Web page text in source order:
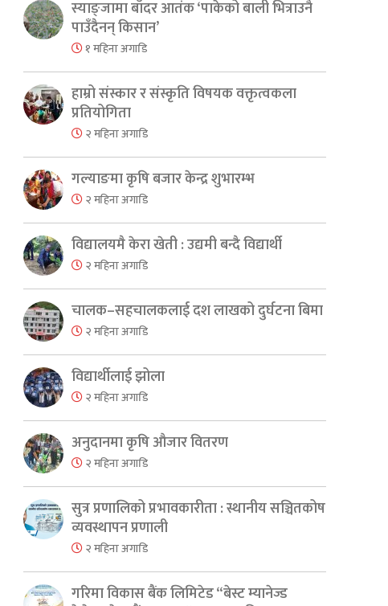
स्याङ्जामा बाँदर आतंक ‘पाकेको बाली भित्राउनै
पाउँदैनन् किसान’
१ महिना अगाडि
हाम्रो संस्कार र संस्कृति विषयक वक्तृत्वकला
प्रतियोगिता
२ महिना अगाडि
गल्याङमा कृषि बजार केन्द्र शुभारम्भ
२ महिना अगाडि
विद्यालयमै केरा खेती : उद्यमी बन्दै विद्यार्थी
२ महिना अगाडि
चालक–सहचालकलाई दश लाखको दुर्घटना बिमा
२ महिना अगाडि
विद्यार्थीलाई झोला
२ महिना अगाडि
अनुदानमा कृषि औजार वितरण
२ महिना अगाडि
सुत्र प्रणालिको प्रभावकारीता : स्थानीय सञ्चितकोष
व्यवस्थापन प्रणाली
२ महिना अगाडि
गरिमा विकास बैंक लिमिटेड “बेस्ट म्यानेज्ड